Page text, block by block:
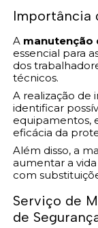
Importância
A manutenção
essencial para
dos
técnicos.
A realização de
identificar
equipamentos,
eficácia da
Além disso, a
aumentar a
com
Serviço de
de